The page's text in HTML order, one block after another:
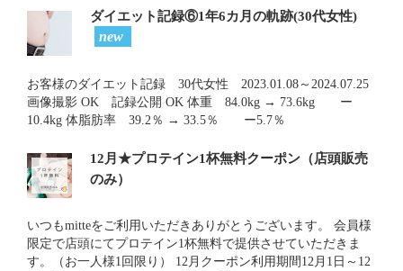
ダイエット記録⑥1年6カ月の軌跡(30代女性)
new
お客様のダイエット記録 30代女性 2023.01.08～2024.07.25
画像撮影 OK 記録公開 OK 体重 84.0kg → 73.6kg ー
10.4kg 体脂肪率 39.2％ → 33.5％ ー5.7％
12月★プロテイン1杯無料クーポン（店頭販売
のみ）
いつもmitteをご利用いただきありがとうございます。 会員様
限定で店頭にてプロテイン1杯無料で提供させていただきま
す。（お一人様1回限り） 12月クーポン利用期間12月1日～12